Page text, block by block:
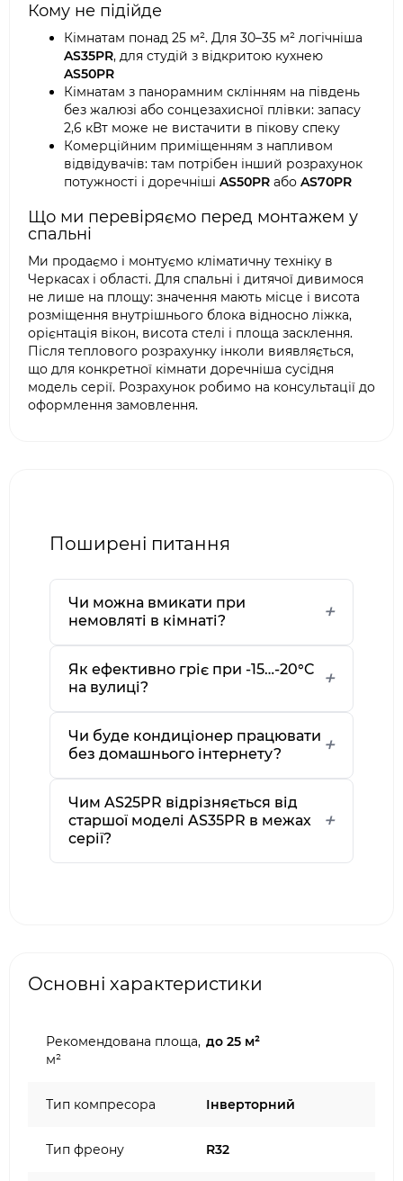
Кому не підійде
Кімнатам понад 25 м². Для 30–35 м² логічніша
AS35PR, для студій з відкритою кухнею
AS50PR
Кімнатам з панорамним склінням на південь
без жалюзі або сонцезахисної плівки: запасу
2,6 кВт може не вистачити в пікову спеку
Комерційним приміщенням з напливом
відвідувачів: там потрібен інший розрахунок
потужності і доречніші AS50PR або AS70PR
Що ми перевіряємо перед монтажем у
спальні
Ми продаємо і монтуємо кліматичну техніку в
Черкасах і області. Для спальні і дитячої дивимося
не лише на площу: значення мають місце і висота
розміщення внутрішнього блока відносно ліжка,
орієнтація вікон, висота стелі і площа засклення.
Після теплового розрахунку інколи виявляється,
що для конкретної кімнати доречніша сусідня
модель серії. Розрахунок робимо на консультації до
оформлення замовлення.
Поширені питання
Чи можна вмикати при
немовляті в кімнаті?
Як ефективно гріє при -15…-20°C
на вулиці?
Чи буде кондиціонер працювати
без домашнього інтернету?
Чим AS25PR відрізняється від
старшої моделі AS35PR в межах
серії?
Основні характеристики
Рекомендована площа,
м²
до 25 м²
Тип компресора Інверторний
Тип фреону R32